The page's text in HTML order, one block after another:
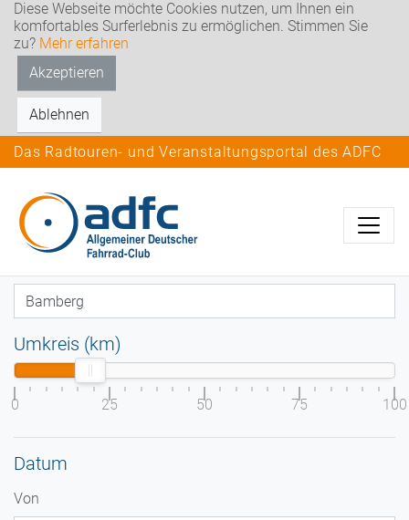
Diese Webseite möchte Cookies nutzen, um Ihnen ein
komfortables Surferlebnis zu ermöglichen. Stimmen Sie
zu? Mehr erfahren
Akzeptieren
Ablehnen
Das Radtouren- und Veranstaltungsportal des ADFC
Umkreis (km)
0 25 50 75 100
Datum
Von